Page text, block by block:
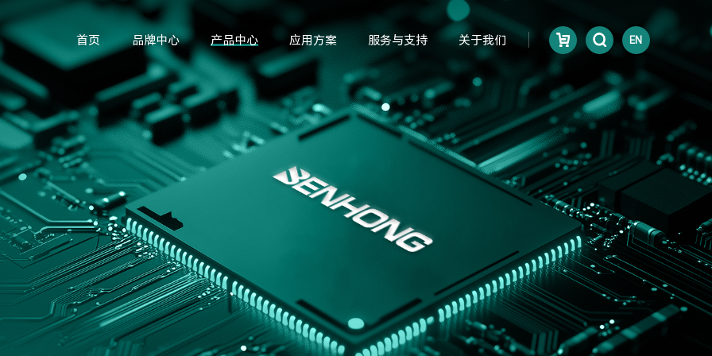
首页 品牌中心 产品中心 应用方案 服务与支持 关于我们 EN